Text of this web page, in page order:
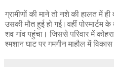
ग्रामीणों की माने तो नशे की हालत में
उसकी मौत हुई हो गई।वहीं पोस्मार्टम के
शव गांव पहुंचा। जिससे परिवार में
श्मशान घाट पर गमगीन माहौल में